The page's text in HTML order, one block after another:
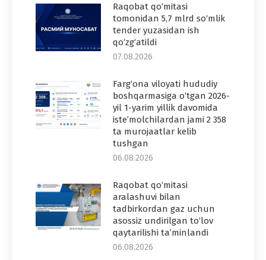
Raqobat qo‘mitasi
tomonidan 5,7 mlrd so‘mlik
tender yuzasidan ish
qo‘zg‘atildi
07.08.2026
Farg‘ona viloyati hududiy
boshqarmasiga o‘tgan 2026-
yil 1-yarim yillik davomida
iste’molchilardan jami 2 358
ta murojaatlar kelib
tushgan
06.08.2026
Raqobat qo‘mitasi
aralashuvi bilan
tadbirkordan gaz uchun
asossiz undirilgan to‘lov
qaytarilishi ta’minlandi
06.08.2026